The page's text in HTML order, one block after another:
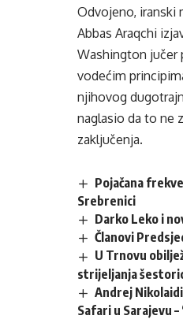
Odvojeno, iranski
Abbas Araqchi
Washington jučer
vodećim
njihovog
naglasio da to ne
zaključenja.
Pojačana
Srebrenici
Darko Leko i
Članovi
U Trnovu
strijeljanja
Andrej
Safari u Sarajevu